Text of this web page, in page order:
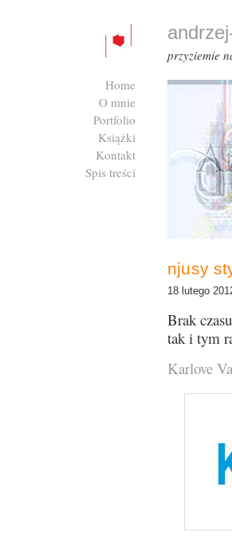
njusy
18 lutego
Brak
tak i tym
Karlove
przyziemie
Home
O mnie
Portfolio
Książki
Kontakt
Spis treści